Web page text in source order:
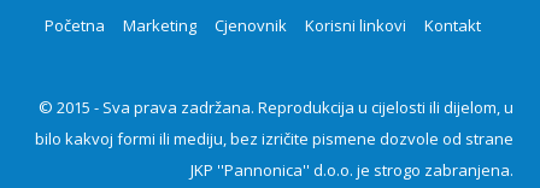
Početna Marketing Cjenovnik Korisni linkovi Kontakt
© 2015 - Sva prava zadržana. Reprodukcija u cijelosti ili dijelom, u
bilo kakvoj formi ili mediju, bez izričite pismene dozvole od strane
JKP ''Pannonica'' d.o.o. je strogo zabranjena.